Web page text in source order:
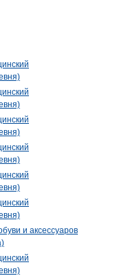
и аксессуаров